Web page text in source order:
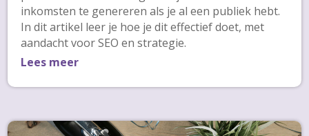
inkomsten te genereren als je al een publiek hebt.
In dit artikel leer je hoe je dit effectief doet, met
aandacht voor SEO en strategie.
Lees meer